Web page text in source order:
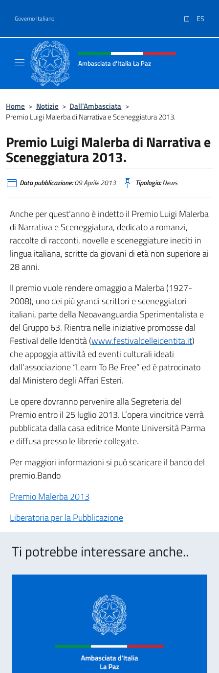
Governo Italiano IT ES
Intestazione sito, social e menù
Ambasciata d'Italia La Paz
Home > Notizie > Dall’Ambasciata >
Premio Luigi Malerba di Narrativa e Sceneggiatura 2013.
Premio Luigi Malerba di Narrativa e
Sceneggiatura 2013.
Data pubblicazione:09 Aprile 2013 Tipologia:News
Anche per quest’anno è indetto il Premio Luigi Malerba
di Narrativa e Sceneggiatura, dedicato a romanzi,
raccolte di racconti, novelle e sceneggiature inediti in
lingua italiana, scritte da giovani di età non superiore ai
28 anni.
Il premio vuole rendere omaggio a Malerba (1927-
2008), uno dei più grandi scrittori e sceneggiatori
italiani, parte della Neoavanguardia Sperimentalista e
del Gruppo 63. Rientra nelle iniziative promosse dal
Festival delle Identità (www.festivaldelleidentita.it)
che appoggia attività ed eventi culturali ideati
dall’associazione “Learn To Be Free” ed è patrocinato
dal Ministero degli Affari Esteri.
Le opere dovranno pervenire alla Segreteria del
Premio entro il 25 luglio 2013. L’opera vincitrice verrà
pubblicata dalla casa editrice Monte Università Parma
e diffusa presso le librerie collegate.
Per maggiori informazioni si può scaricare il bando del
premio.Bando
Premio Malerba 2013
Liberatoria per la Pubblicazione
Ti potrebbe interessare anche..